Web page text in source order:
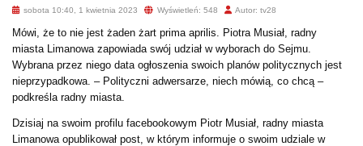
sobota 10:40, 1 kwietnia 2023 Wyświetleń: 548 Autor: tv28
Mówi, że to nie jest żaden żart prima aprilis. Piotra Musiał, radny
miasta Limanowa zapowiada swój udział w wyborach do Sejmu.
Wybrana przez niego data ogłoszenia swoich planów politycznych jest
nieprzypadkowa. – Polityczni adwersarze, niech mówią, co chcą –
podkreśla radny miasta.
Dzisiaj na swoim profilu facebookowym Piotr Musiał, radny miasta
Limanowa opublikował post, w którym informuje o swoim udziale w